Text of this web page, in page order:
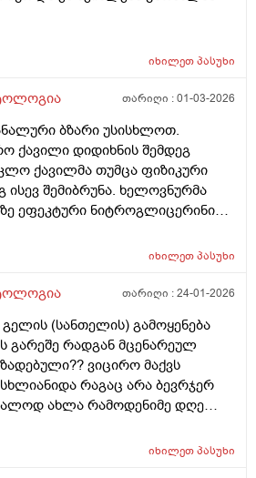
იხილეთპასუხი
თარიღი :01-03-2026
ბზარი უსისხლოთ.
ქავილი დიდიხნის შემდეგ
ქავილმა თუმცა ფიზიკური
ისევ შემიბრუნა. ხელოვნურმა
ეფეკტური ნიტროგლიცერინის
წამლების ამ თემაზე
აფთიაქებში რომ ვიყიდო
იხილეთპასუხი
თარიღი :24-01-2026
(სანთელის) გამოყენება
გარეშე რადგან მცენარეულ
ვიცირო მაქვს
რაგაც არა ბევრჯერ
ახლა რამოდენიმე დღე
გასვლის შემდეგ დილა საღამო
იხილეთპასუხი